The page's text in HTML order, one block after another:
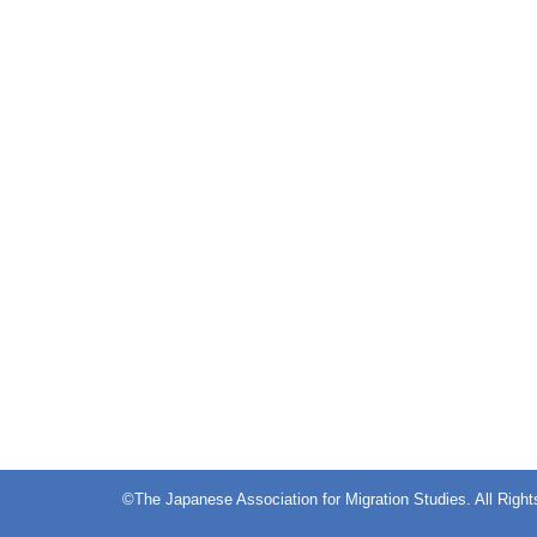
©The Japanese Association for Migration Studies. All